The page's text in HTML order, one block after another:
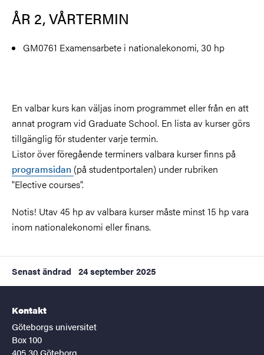
ÅR 2, VÅRTERMIN
GM0761 Examensarbete i nationalekonomi, 30 hp
En valbar kurs kan väljas inom programmet eller från en att
annat program vid Graduate School. En lista av kurser görs
tillgänglig för studenter varje termin.
Listor över föregående terminers valbara kurser finns på
programsidan (på studentportalen) under rubriken
"Elective courses".
Notis! Utav 45 hp av valbara kurser måste minst 15 hp vara
inom nationalekonomi eller finans.
Senast ändrad 24 september 2025
Kontakt
Göteborgs universitet
Box 100
405 30 Göteborg